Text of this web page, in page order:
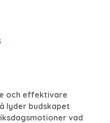
och effektivare
lyder budskapet
vad